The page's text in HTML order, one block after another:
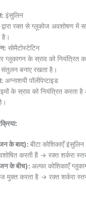
इंसुलिन
रक्त से ग्लूकोज अवशोषण में
है।
सोमैटोस्टेटिन
ग्लूकागन के स्राव को नियंत्रित
संतुलन बनाए रखता है।
अग्नाशयी पॉलीपेप्टाइड
के स्राव को नियंत्रित करता
के बाद): बीटा कोशिकाएँ
करती हैं → रक्त शर्करा
के बीच): अल्फा कोशिकाएँ
मुक्त करता है → रक्त शर्करा